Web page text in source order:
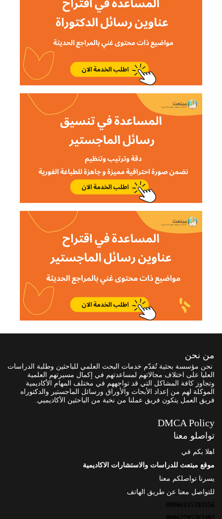
من نحن
نحن مؤسسة بحثية تُقدّم خدمات البحث العلمي للباحثين وطلبة الدراسات
العليا على اختلاف مجالاتهم لمساعدتهم في إكمال مسيرتهم العلمية
وتجاوز كافة المشاكل التي قد تواجههم في مختلف المهام الأكاديمية
الموكلة لهم من إعداد الأبحاث والأوراق ورسائل الماجستير والدكتوراه
فريق العمل يتكون فريق عملنا من نخبة من الباحثين الأكاديميي.
DMCA Policy
تواصلو معنا
اهلا بكم في
موقع مبتعث للدراسات والاستشارات الاكاديمية
يسرنا تواصلكم معنا
للتواصل معنا عن طريق الهاتف
00966115103356